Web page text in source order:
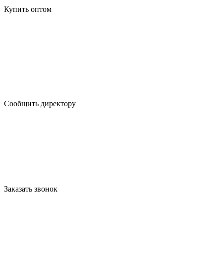
Купить оптом
Сообщить директору
Заказать звонок